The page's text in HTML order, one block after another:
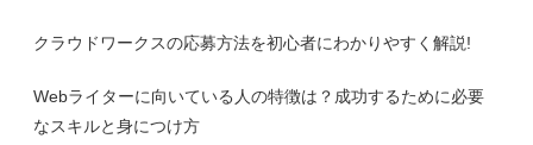
クラウドワークスの応募方法を初心者にわかりやすく解説!
Webライターに向いている人の特徴は？成功するために必要
なスキルと身につけ方